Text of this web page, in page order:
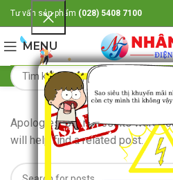
Tư vấn sản phẩm (028) 5408 7100
MENU
Apologies, but no results were
will help find a related post.